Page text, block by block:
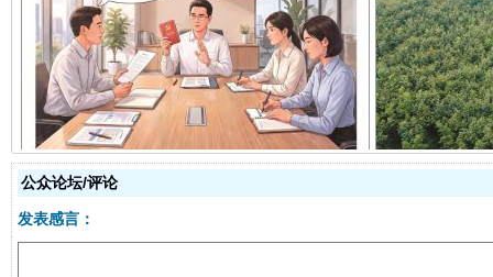
揭开“小金库”的免责幌子
公众论坛/评论
发表感言：